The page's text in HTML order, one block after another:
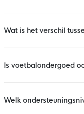
Wat is het verschil
Is voetbalondergoed
Welk